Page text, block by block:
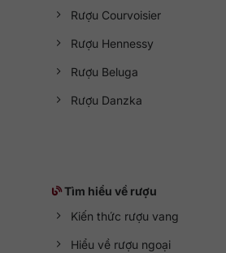
Rượu Courvoisier
Rượu Hennessy
Rượu Beluga
Rượu Danzka
Tìm hiểu về rượu
Kiến thức rượu vang
Hiểu về rượu ngoại